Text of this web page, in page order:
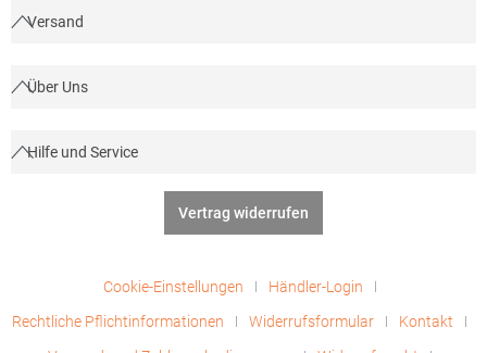
Versand
Über Uns
Hilfe und Service
Vertrag widerrufen
Cookie-Einstellungen
Händler-Login
Rechtliche Pflichtinformationen
Widerrufsformular
Kontakt